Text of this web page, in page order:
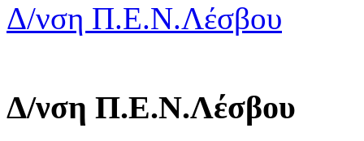
Δ/νση Π.Ε.Ν.Λέσβου
Δ/νση Π.Ε.Ν.Λέσβου